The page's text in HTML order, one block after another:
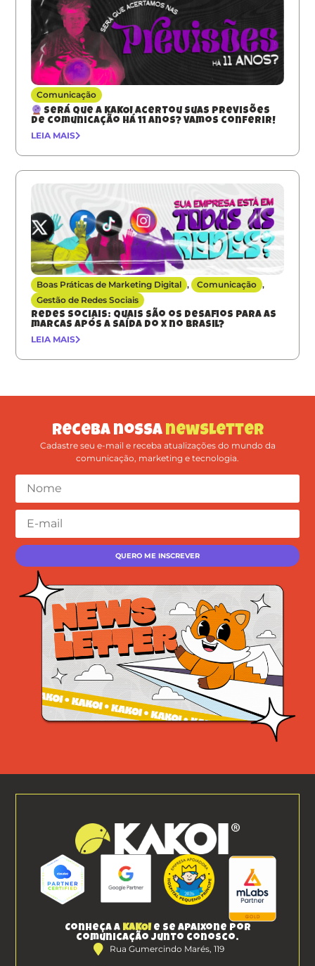
Comunicação
Será que a KAKOI acertou suas previsões
de comunicação há 11 anos? Vamos conferir!
LEIA MAIS
Boas Práticas de Marketing Digital , Comunicação ,
Gestão de Redes Sociais
Redes sociais: quais são os desafios para as
marcas após a saída do X no Brasil?
LEIA MAIS
Receba nossa newsletter
Cadastre seu e-mail e receba atualizações do mundo da
comunicação, marketing e tecnologia.
Conheça a KAKOI e se apaixone por
comunicação junto conosco.
Rua Gumercindo Marés, 119